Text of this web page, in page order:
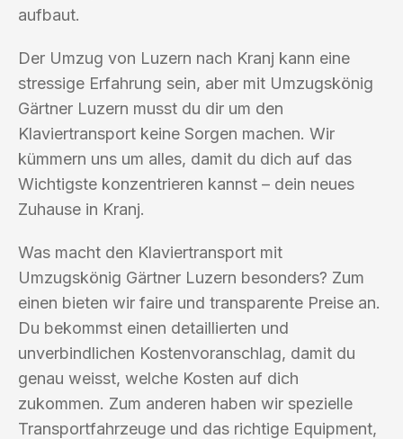
aufbaut.
Der Umzug von Luzern nach Kranj kann eine
stressige Erfahrung sein, aber mit Umzugskönig
Gärtner Luzern musst du dir um den
Klaviertransport keine Sorgen machen. Wir
kümmern uns um alles, damit du dich auf das
Wichtigste konzentrieren kannst – dein neues
Zuhause in Kranj.
Was macht den Klaviertransport mit
Umzugskönig Gärtner Luzern besonders? Zum
einen bieten wir faire und transparente Preise an.
Du bekommst einen detaillierten und
unverbindlichen Kostenvoranschlag, damit du
genau weisst, welche Kosten auf dich
zukommen. Zum anderen haben wir spezielle
Transportfahrzeuge und das richtige Equipment,